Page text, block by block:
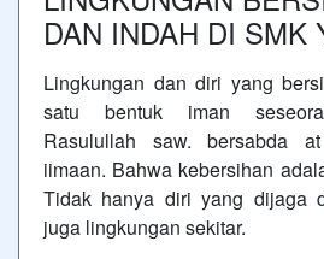
DAN INDAH DI SMK
Lingkungan dan diri yang
satu bentuk iman
Rasulullah saw. bersabda
iimaan. Bahwa kebersihan
Tidak hanya diri yang dijaga
juga lingkungan sekitar.